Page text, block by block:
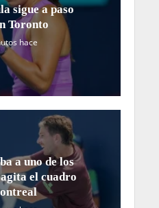
sigue a paso
Toronto
hace
a uno de los
el cuadro